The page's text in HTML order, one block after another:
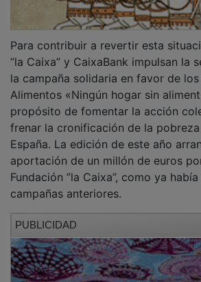
En 2025, la iniciativa recaudó
millones de euros, un importe
toneladas de alimentos básicos.